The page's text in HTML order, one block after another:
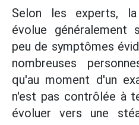
Selon les experts,
évolue généralement
peu de symptômes
nombreuses
qu'au moment d'un
n'est pas contrôlée à
évoluer vers une